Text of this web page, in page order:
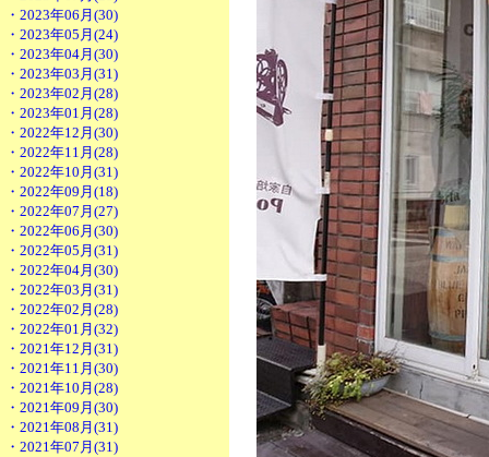
・2023年06月(30)
・2023年05月(24)
・2023年04月(30)
・2023年03月(31)
・2023年02月(28)
・2023年01月(28)
・2022年12月(30)
・2022年11月(28)
・2022年10月(31)
・2022年09月(18)
・2022年07月(27)
・2022年06月(30)
・2022年05月(31)
・2022年04月(30)
・2022年03月(31)
・2022年02月(28)
・2022年01月(32)
・2021年12月(31)
・2021年11月(30)
・2021年10月(28)
・2021年09月(30)
・2021年08月(31)
・2021年07月(31)